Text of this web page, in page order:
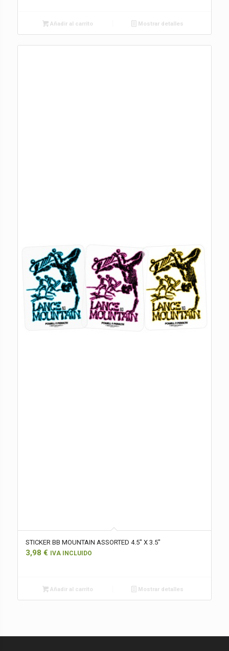
Añadir al carrito Mostrar detalles
STICKER BB MOUNTAIN ASSORTED 4.5″ X 3.5″
3,98 € IVA INCLUIDO
Añadir al carrito Mostrar detalles